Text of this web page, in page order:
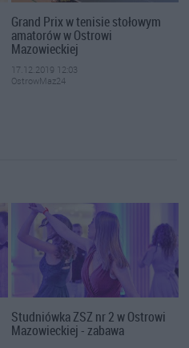
Grand Prix w tenisie stołowym
amatorów w Ostrowi
Mazowieckiej
17.12.2019 12:03
OstrowMaz24
Studniówka ZSZ nr 2 w Ostrowi
Mazowieckiej - zabawa